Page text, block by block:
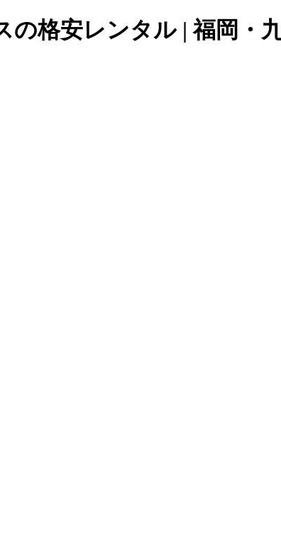
の格安レンタル | 福岡・